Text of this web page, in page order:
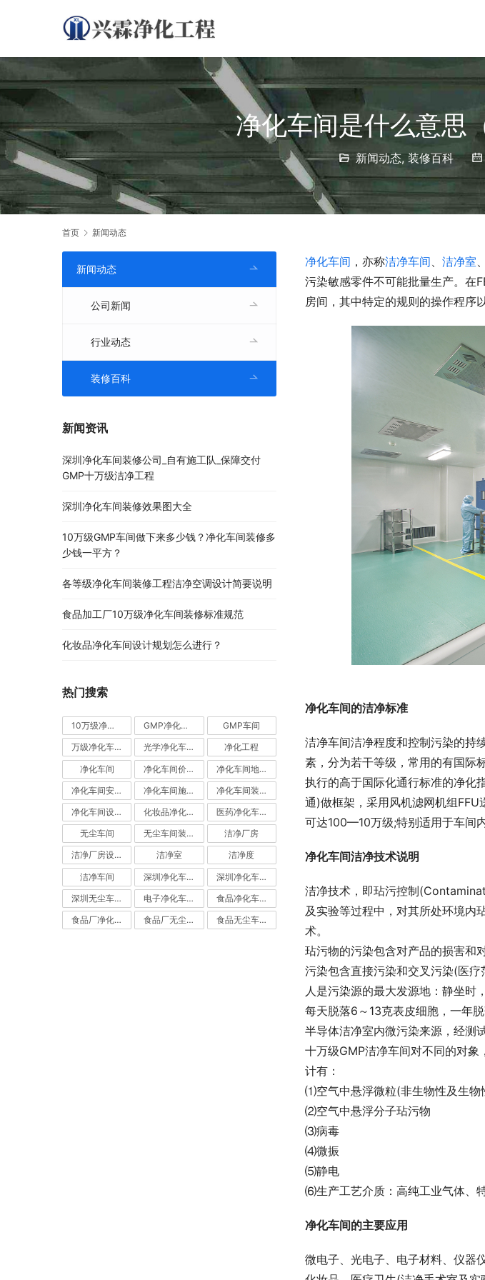
净化车间是什么意思
新闻动态,装修百科
首页 新闻动态
净化车间 ，亦称洁净车间、 洁净室
污染敏感零件不可能批量生产。在
房间，其中特定的规则的操作程序
净化车间的洁净标准
洁净车间洁净程度和控制污染的持
素，分为若干等级，常用的有国际
执行的高于国际化通行标准的净化
通)做框架，采用风机滤网机组
可达100—10万级;特别适用于车间
净化车间洁净技术说明
洁净技术，即玷污控制
及实验等过程中，对其所处环境内
术。
玷污物的污染包含对产品的损害和
污染包含直接污染和交叉污染(医疗
人是污染源的最大发源地：静坐
每天脱落6～13克表皮细胞，一年
半导体洁净室内微污染来源，经测
十万级GMP洁净车间对不同的对象
计有：
⑴空气中悬浮微粒(非生物性及生物
⑵空气中悬浮分子玷污物
⑶病毒
⑷微振
⑸静电
⑹生产工艺介质：高纯工业气体、
净化车间的主要应用
微电子、光电子、电子材料、仪器
新闻动态
公司新闻
行业动态
装修百科
新闻资讯
深圳净化车间装修公司_自有施工队_保障交付
GMP十万级洁净工程
深圳净化车间装修效果图大全
10万级GMP车间做下来多少钱？净化车间装修多
少钱一平方？
各等级净化车间装修工程洁净空调设计简要说明
食品加工厂10万级净化车间装修标准规范
化妆品净化车间设计规划怎么进行？
热门搜索
10万级净化车间 GMP净化车间 GMP车间
万级净化车间 光学净化车间 净化工程
净化车间 净化车间价格 净化车间地坪
净化车间安装 净化车间施工 净化车间装修
净化车间设计 化妆品净化车间 医药净化车间
无尘车间 无尘车间装修 洁净厂房
洁净厂房设计 洁净室 洁净度
洁净车间 深圳净化车间 深圳净化车间装修
深圳无尘车间装修 电子净化车间 食品净化车间
食品厂净化车间 食品厂无尘车间 食品无尘车间